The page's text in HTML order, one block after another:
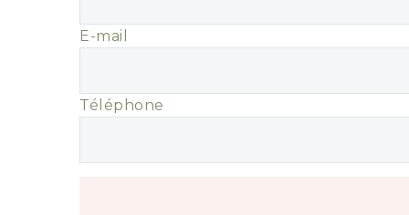
E-mail
Téléphone